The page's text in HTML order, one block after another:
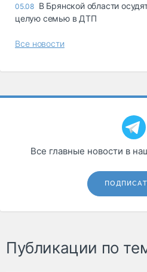
05.08 В Брянской области
целую семью в ДТП
Все новости
Все главные новости в
Публикации по